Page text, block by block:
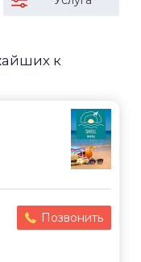
к
Позвонить